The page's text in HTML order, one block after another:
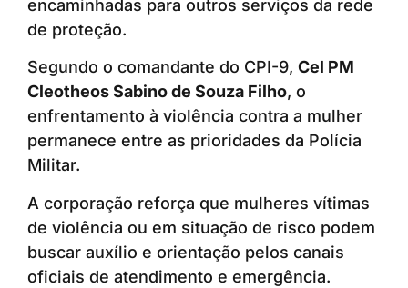
encaminhadas para outros serviços da rede
de proteção.
Segundo o comandante do CPI-9, Cel PM
Cleotheos Sabino de Souza Filho, o
enfrentamento à violência contra a mulher
permanece entre as prioridades da Polícia
Militar.
A corporação reforça que mulheres vítimas
de violência ou em situação de risco podem
buscar auxílio e orientação pelos canais
oficiais de atendimento e emergência.